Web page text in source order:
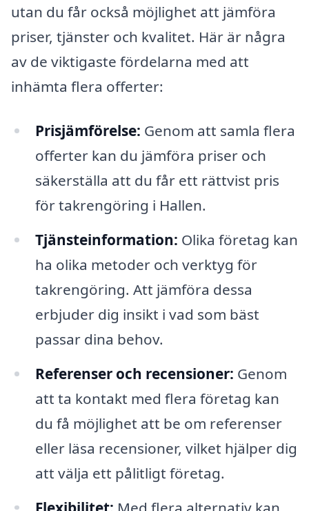
utan du får också möjlighet att jämföra
priser, tjänster och kvalitet. Här är några
av de viktigaste fördelarna med att
inhämta flera offerter:
Prisjämförelse: Genom att samla flera
offerter kan du jämföra priser och
säkerställa att du får ett rättvist pris
för takrengöring i Hallen.
Tjänsteinformation: Olika företag kan
ha olika metoder och verktyg för
takrengöring. Att jämföra dessa
erbjuder dig insikt i vad som bäst
passar dina behov.
Referenser och recensioner: Genom
att ta kontakt med flera företag kan
du få möjlighet att be om referenser
eller läsa recensioner, vilket hjälper dig
att välja ett pålitligt företag.